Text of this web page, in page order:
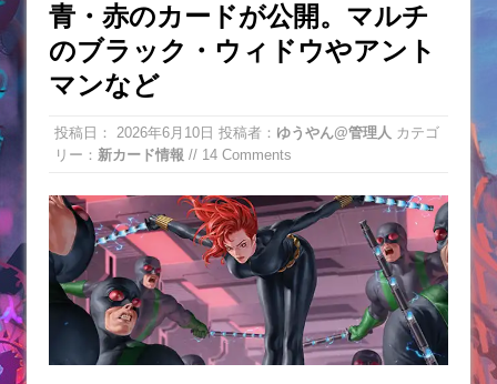
青・赤のカードが公開。マルチ
のブラック・ウィドウやアント
マンなど
投稿日： 2026年6月10日 投稿者： ゆうやん@管理人 カテゴ
リー： 新カード情報 // 14 Comments